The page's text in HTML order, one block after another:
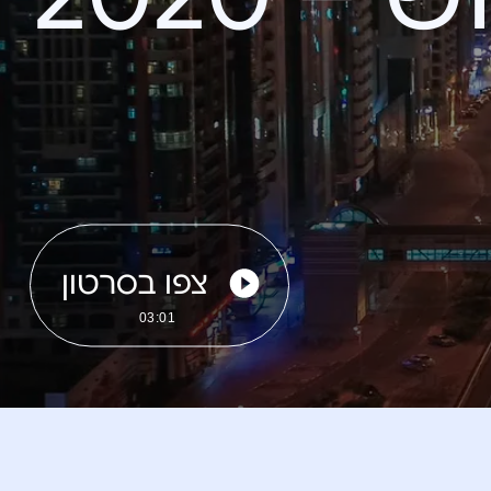
צפו בסרטון
03:01